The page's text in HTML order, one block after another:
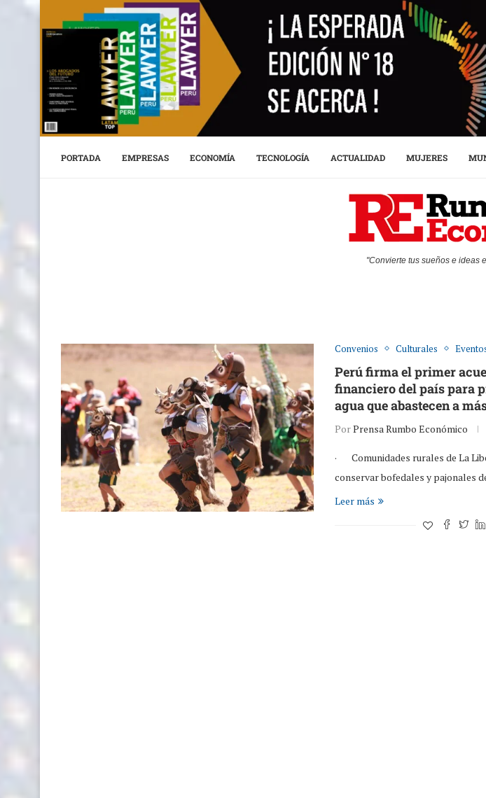
PORTADA EMPRESAS ECONOMÍA TECNOLOGÍA ACTUALIDAD MUJERES
"Convierte tus sueños e ideas
Convenios Culturales
Perú firma el primer
financiero del país para
agua que abastecen a
PorPrensa Rumbo Económico
· Comunidades rurales de La
conservar bofedales y pajonales
Leer más